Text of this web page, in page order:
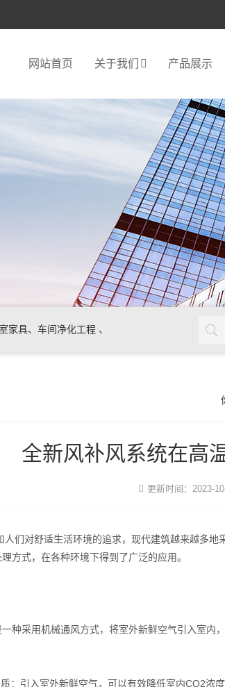
网站首页 关于我们 产品展示
家具、车间净化工程 、
全新风补风系统在高
更新时间：2023-
对舒适生活环境的追求，现代建筑越来越多地
方式，在各种环境下得到了广泛的应用。
一种采用机械通风方式，将室外新鲜空气引入室内
引入室外新鲜空气，可以有效降低室内CO2浓度